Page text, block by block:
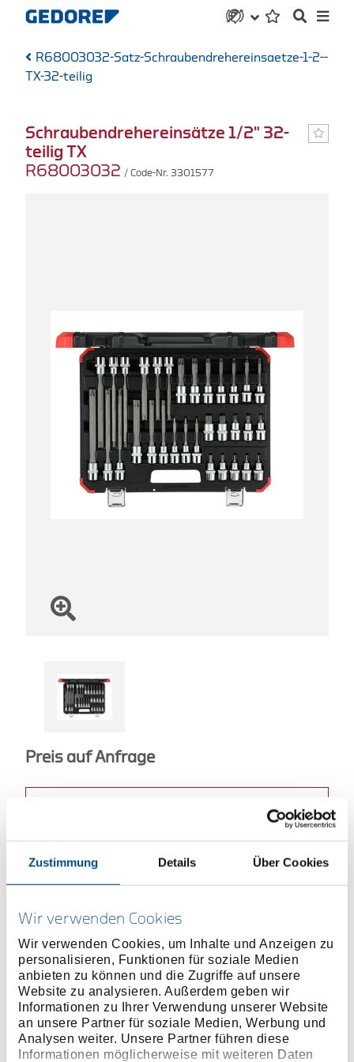
Zustimmung Details Über Cookies
Wir verwenden Cookies
Wir verwenden Cookies, um Inhalte und Anzeigen zu
personalisieren, Funktionen für soziale Medien
anbieten zu können und die Zugriffe auf unsere
Website zu analysieren. Außerdem geben wir
Informationen zu Ihrer Verwendung unserer Website
an unsere Partner für soziale Medien, Werbung und
Analysen weiter. Unsere Partner führen diese
Informationen möglicherweise mit weiteren Daten
R68003032-Satz-Schraubendrehereinsaetze-1-2--
TX-32-teilig
Schraubendrehereinsätze 1/2" 32-
teilig TX
R68003032 / Code-Nr. 3301577
Preis auf Anfrage
HÄNDLER FINDEN
Produktlinie
Produktbeschreibung
Innenvierkantantrieb nach DIN 3120 - C 12,5, ISO
1174, mit Kugelfangrille
Schraubendrehereinsatz 1/2", TX, mit
eingepresstem, phosphatierten Stift, mit griffiger
Längsrändelung, Antriebsseite glänzend poliert